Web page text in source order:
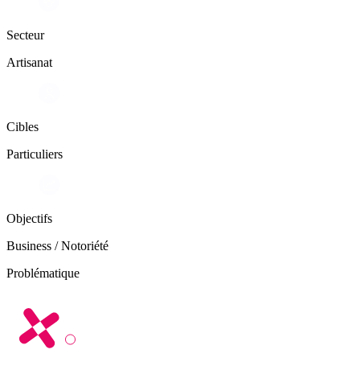
Secteur
Artisanat
Cibles
Particuliers
Objectifs
Business / Notoriété
Problématique